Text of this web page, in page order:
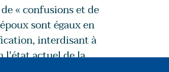
« confusions et de
sont égaux en
interdisant à
l'état actuel de la